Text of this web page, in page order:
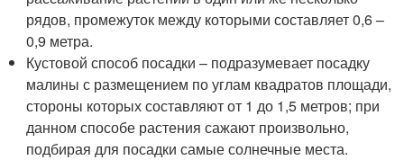
рядов, промежуток между которыми составляет 0,6 –
0,9 метра.
Кустовой способ посадки – подразумевает посадку
малины с размещением по углам квадратов площади,
стороны которых составляют от 1 до 1,5 метров; при
данном способе растения сажают произвольно,
подбирая для посадки самые солнечные места.